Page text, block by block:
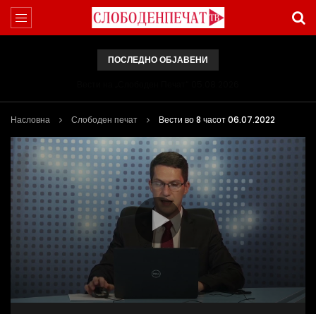
ПОСЛЕДНО ОБЈАВЕНИ
Насловна Слободен печат Вести во 8 часот 06.07.2022